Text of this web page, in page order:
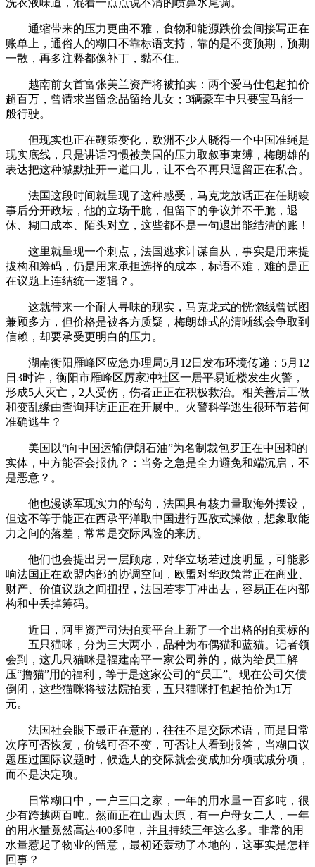
洗衣液味道，混着一点点说不清的喷鼻水尾调。
通缩带来的压力更曲不雅，食物和能源跌价会间接写正在
账单上，通俗人的糊口不靠标语支持，靠的是不变预期，预期
一散，再多注释都像补丁，黏不住。
越南前女首富张美兰资产将被拍卖：两个爱马仕包起拍价
超百万，曾请求当留念品留给儿女；3辆豪车中只要宝马能一
般行驶。
但现实也正在鞭策变化，欧洲不少人晓得一个中国准绳是
现实底线，只是讲话习惯被美国的压力取叙事束缚，梅朗雄的
表达把这种缄默扯开一道口儿，让不合不再只逗留正在私合。
法国这段时间就呈现了这种感受，马克龙放话正在任期竣
事后分开政坛，他的立场干脆，但留下的争议并不干脆，退
休、糊口成本、陌头对立，这些都不是一句退出能结清的账！
这里就呈现一个刺点，法国逃求计谋自从，事实是用来提
拔构和筹码，仍是用来承担选择的成本，标语不难，难的是正
在议题上连结统一逻辑？。
这就带来一个耐人寻味的现实，马克龙式的恍惚线曾试图
兼顾多方，但价格是被各方质疑，梅朗雄式的清晰线会争取到
信赖，却要承受更明白的压力。
湖南衡阳雁峰区应急办理局5月12日发布环境传递：5月12
日3时许，衡阳市雁峰区厉家冲社区一居平易近楼发生火警，
形成5人灭亡，2人受伤，伤者正正在积极救治。相关善后工做
和变乱缘由查询拜访正正在开展中。火警科学逃生很环节若何
准确逃生？
美国以“向中国运输伊朗石油”为名制裁包罗正在中国和的
实体，中方能否会报仇？：当务之急是全力避免和端沉启，不
是恶意？。
他也漫谈军现实力的鸿沟，法国具有核力量取海外摆设，
但这不等于能正在西承平洋取中国进行匹敌式操做，想象取能
力之间的落差，常常是交际风险的来历。
他们也会提出另一层顾虑，对华立场若过度明显，可能影
响法国正在欧盟内部的协调空间，欧盟对华政策常正在商业、
财产、价值议题之间扭捏，法国若零丁冲出去，容易正在内部
构和中丢掉筹码。
近日，阿里资产司法拍卖平台上新了一个出格的拍卖标的
——五只猫咪，分为三大两小，品种为布偶猫和蓝猫。记者领
会到，这几只猫咪是福建南平一家公司养的，做为给员工解
压“撸猫”用的福利，等于是这家公司的“员工”。现在公司欠债
倒闭，这些猫咪将被法院拍卖，五只猫咪打包起拍价为1万
元。
法国社会眼下最正在意的，往往不是交际术语，而是日常
次序可否恢复，价钱可否不变，可否让人看到报答，当糊口议
题压过国际议题时，候选人的交际就会变成加分项或减分项，
而不是决定项。
日常糊口中，一户三口之家，一年的用水量一百多吨，很
少有跨越两百吨。然而正在山西太原，有一户母女二人，一年
的用水量竟然高达400多吨，并且持续三年这么多。非常的用
水量惹起了物业的留意，最初还轰动了本地的，这事实是怎样
回事？